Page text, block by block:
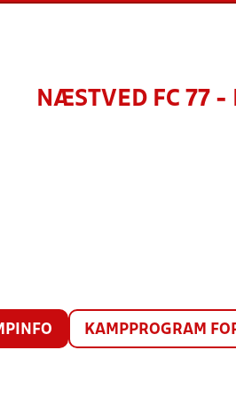
NÆSTVED FC 77 -
KAMPPROGRAM